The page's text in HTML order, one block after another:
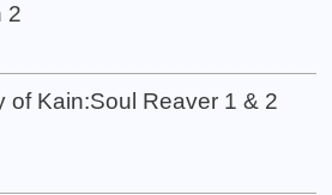
2
of Kain:Soul Reaver 1 & 2